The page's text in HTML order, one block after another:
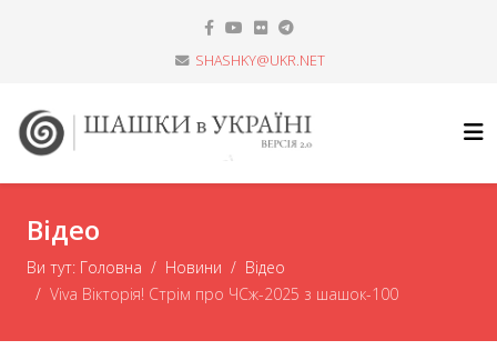
SHASHKY@UKR.NET
Відео
Ви тут: Головна Новини
Відео
Viva Вікторія! Стрім про ЧСж-2025 з шашок-100